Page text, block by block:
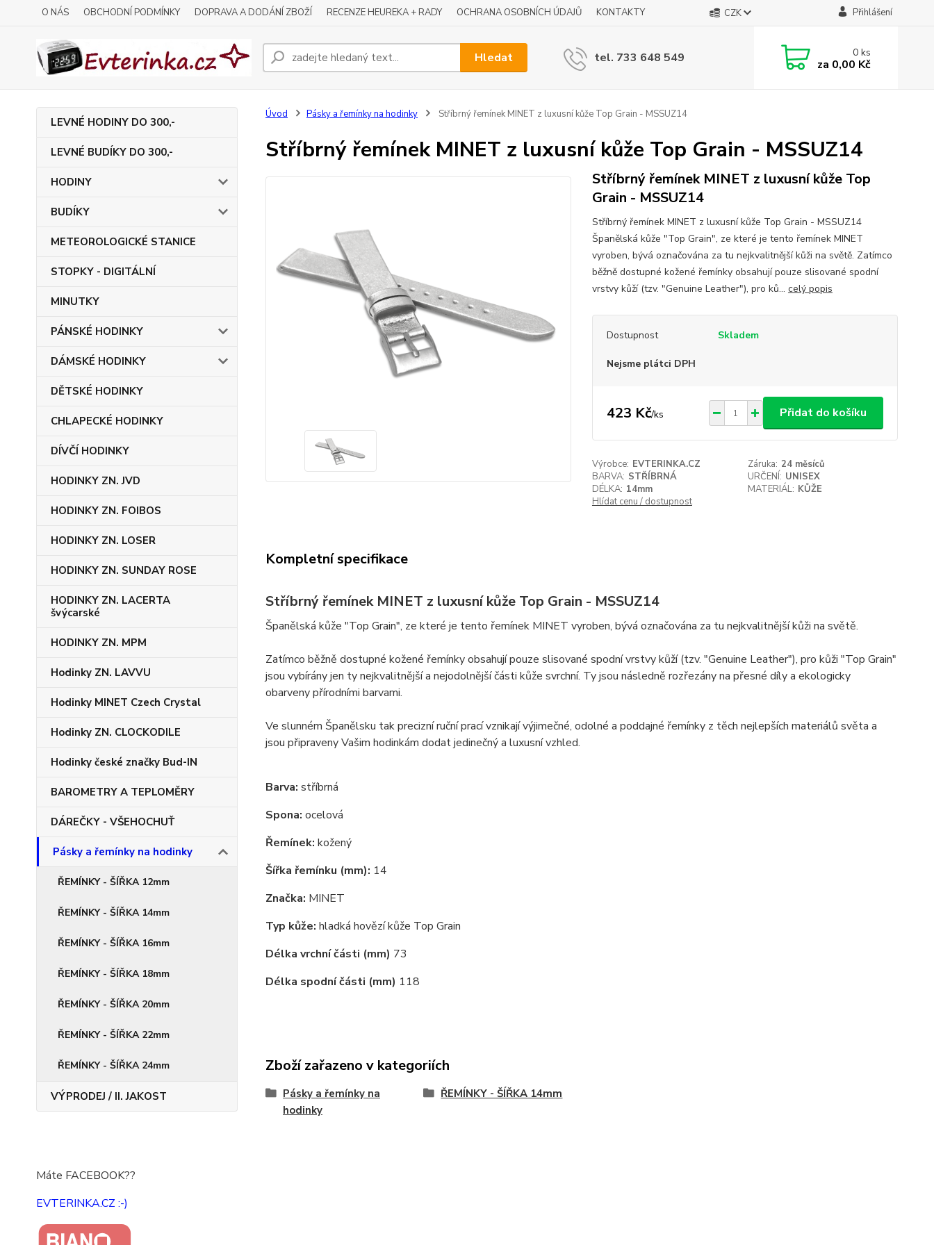
O NÁS OBCHODNÍ PODMÍNKY DOPRAVA A DODÁNÍ ZBOŽÍ RECENZE HEUREKA + RADY OCHRANA OSOBNÍCH ÚDAJŮ KONTAKTY CZK Přihlášení
Hledat tel. 733 648 549 0ks
za 0,00 Kč
LEVNÉ HODINY DO 300,-
LEVNÉ BUDÍKY DO 300,-
HODINY
BUDÍKY
METEOROLOGICKÉ STANICE
STOPKY - DIGITÁLNÍ
MINUTKY
PÁNSKÉ HODINKY
DÁMSKÉ HODINKY
DĚTSKÉ HODINKY
CHLAPECKÉ HODINKY
DÍVČÍ HODINKY
HODINKY ZN. JVD
HODINKY ZN. FOIBOS
HODINKY ZN. LOSER
HODINKY ZN. SUNDAY ROSE
HODINKY ZN. LACERTA
švýcarské
HODINKY ZN. MPM
Hodinky ZN. LAVVU
Hodinky MINET Czech Crystal
Hodinky ZN. CLOCKODILE
Hodinky české značky Bud-IN
BAROMETRY A TEPLOMĚRY
DÁREČKY - VŠEHOCHUŤ
Pásky a řemínky na hodinky
ŘEMÍNKY - ŠÍŘKA 12mm
ŘEMÍNKY - ŠÍŘKA 14mm
ŘEMÍNKY - ŠÍŘKA 16mm
ŘEMÍNKY - ŠÍŘKA 18mm
ŘEMÍNKY - ŠÍŘKA 20mm
ŘEMÍNKY - ŠÍŘKA 22mm
ŘEMÍNKY - ŠÍŘKA 24mm
VÝPRODEJ / II. JAKOST
Máte FACEBOOK??
EVTERINKA.CZ :-)
Úvod Pásky a řemínky na hodinky Stříbrný řemínek MINET z luxusní kůže Top Grain - MSSUZ14
Stříbrný řemínek MINET z luxusní kůže Top Grain - MSSUZ14
Stříbrný řemínek MINET z luxusní kůže Top
Grain - MSSUZ14
Stříbrný řemínek MINET z luxusní kůže Top Grain - MSSUZ14
Španělská kůže "Top Grain", ze které je tento řemínek MINET
vyroben, bývá označována za tu nejkvalitnější kůži na světě. Zatímco
běžně dostupné kožené řemínky obsahují pouze slisované spodní
vrstvy kůží (tzv. "Genuine Leather"), pro ků... celý popis
Dostupnost Skladem
Nejsme plátci DPH
423 Kč/ks Přidat do košíku
Výrobce: EVTERINKA.CZ Záruka: 24 měsíců
BARVA: STŘÍBRNÁ URČENÍ: UNISEX
DÉLKA: 14mm MATERIÁL: KŮŽE
Hlídat cenu / dostupnost
Kompletní specifikace
Stříbrný řemínek MINET z luxusní kůže Top Grain - MSSUZ14
Španělská kůže "Top Grain", ze které je tento řemínek MINET vyroben, bývá označována za tu nejkvalitnější kůži na světě.
Zatímco běžně dostupné kožené řemínky obsahují pouze slisované spodní vrstvy kůží (tzv. "Genuine Leather"), pro kůži "Top Grain"
jsou vybírány jen ty nejkvalitnější a nejodolnější části kůže svrchní. Ty jsou následně rozřezány na přesné díly a ekologicky
obarveny přírodními barvami.
Ve slunném Španělsku tak precizní ruční prací vznikají výjimečné, odolné a poddajné řemínky z těch nejlepších materiálů světa a
jsou připraveny Vašim hodinkám dodat jedinečný a luxusní vzhled.
Barva: stříbrná
Spona: ocelová
Řemínek: kožený
Šířka řemínku (mm): 14
Značka: MINET
Typ kůže: hladká hovězí kůže Top Grain
Délka vrchní části (mm) 73
Délka spodní části (mm) 118
Zboží zařazeno v kategoriích
Pásky a řemínky na
hodinky
ŘEMÍNKY - ŠÍŘKA 14mm